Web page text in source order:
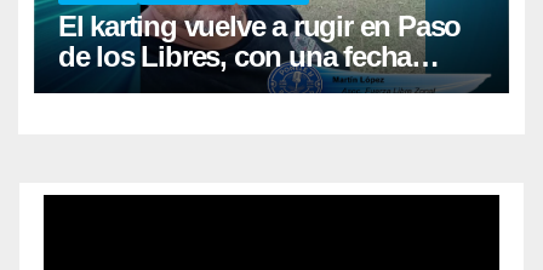
El karting vuelve a rugir en Paso
de los Libres, con una fecha
récord de pilotos